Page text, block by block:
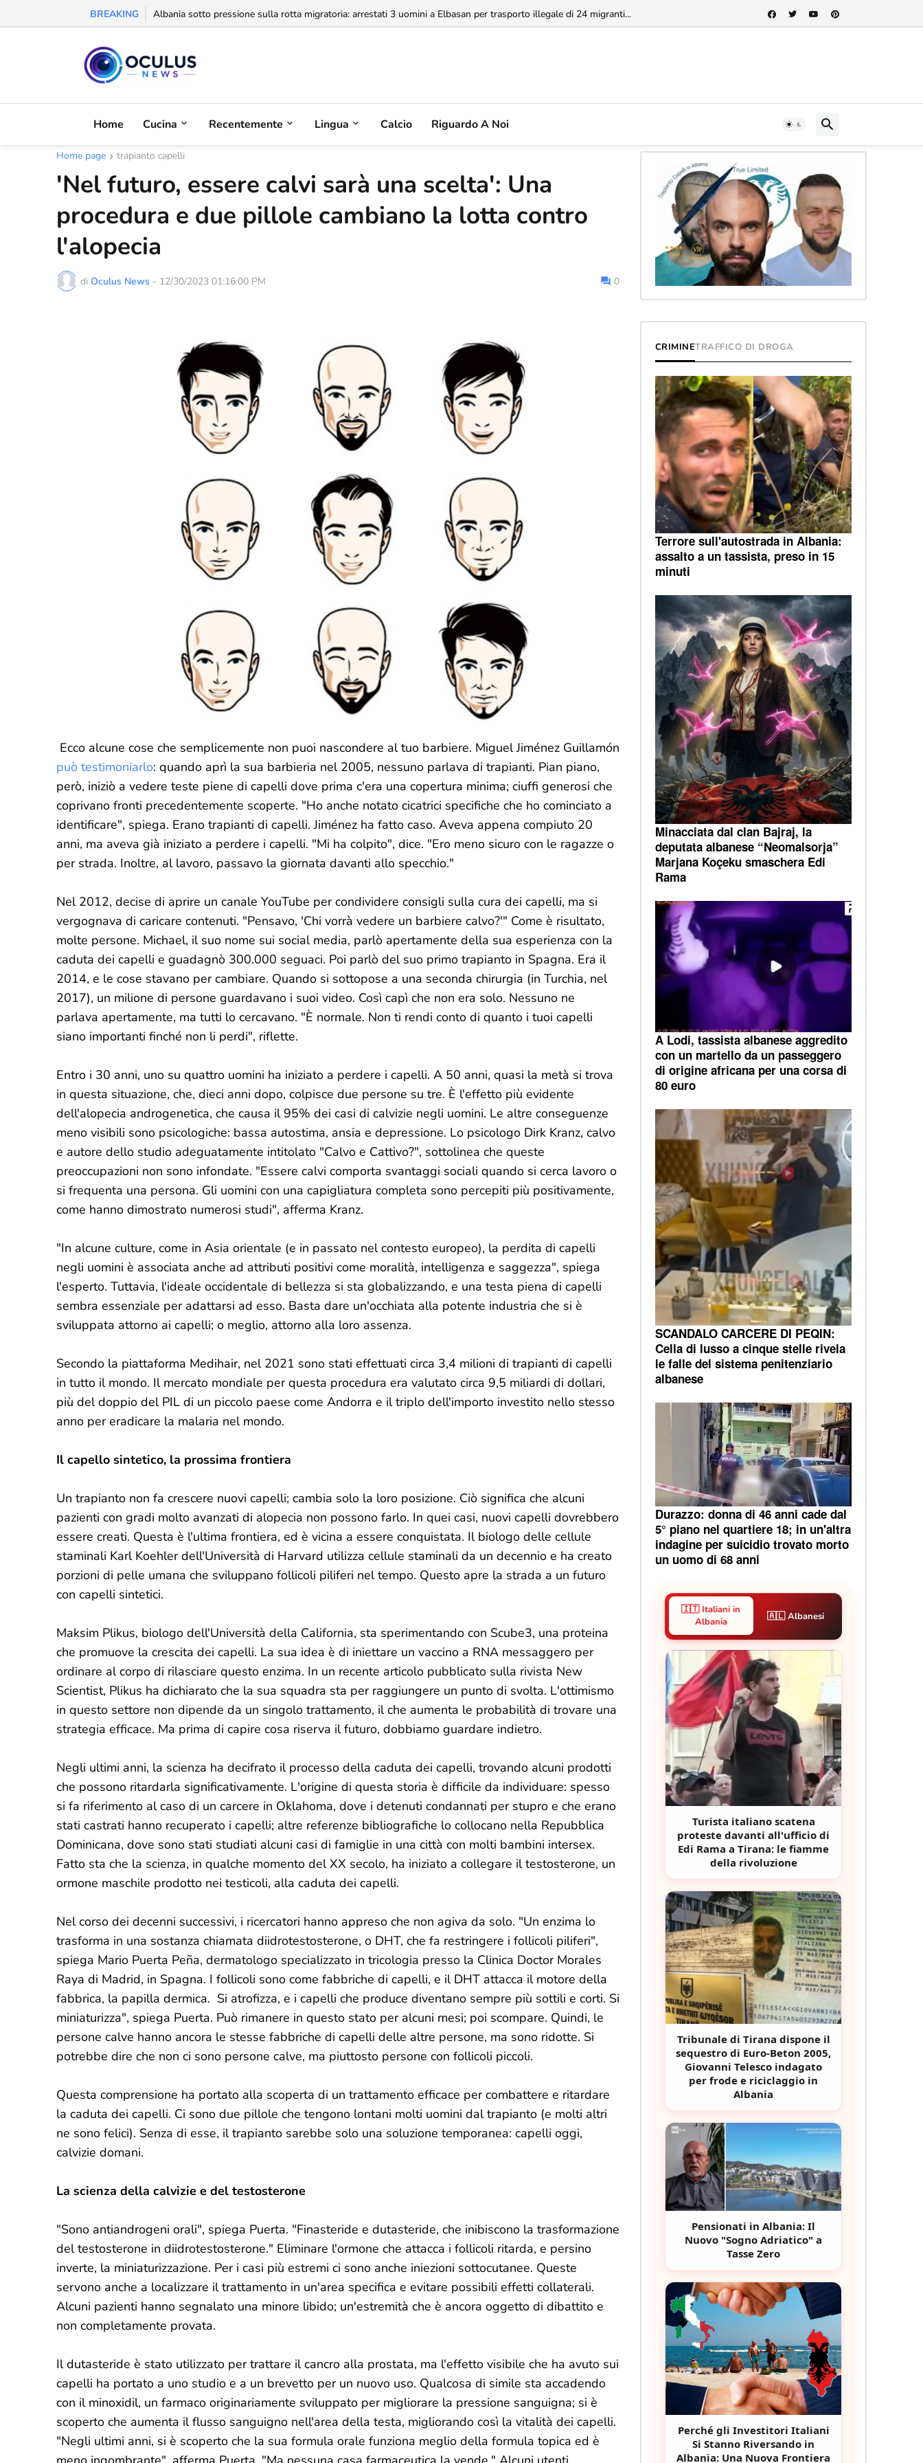
BREAKING Behgjet Pacolli: "Se sarà revocata la concessione dell'Aeroporto di Valona, MABCO ricorrerà all'arbitrato internazionale"...
Home Cucina Recentemente Lingua Calcio Riguardo A Noi
Home page trapianto capelli
'Nel futuro, essere calvi sarà una scelta': Una
procedura e due pillole cambiano la lotta contro
l'alopecia
di Oculus News - 12/30/2023 01:16:00 PM 0
Ecco alcune cose che semplicemente non puoi nascondere al tuo barbiere. Miguel Jiménez Guillamón
può testimoniarlo: quando aprì la sua barbieria nel 2005, nessuno parlava di trapianti. Pian piano,
però, iniziò a vedere teste piene di capelli dove prima c'era una copertura minima; ciuffi generosi che
coprivano fronti precedentemente scoperte. "Ho anche notato cicatrici specifiche che ho cominciato a
identificare", spiega. Erano trapianti di capelli. Jiménez ha fatto caso. Aveva appena compiuto 20
anni, ma aveva già iniziato a perdere i capelli. "Mi ha colpito", dice. "Ero meno sicuro con le ragazze o
per strada. Inoltre, al lavoro, passavo la giornata davanti allo specchio."
Nel 2012, decise di aprire un canale YouTube per condividere consigli sulla cura dei capelli, ma si
vergognava di caricare contenuti. "Pensavo, 'Chi vorrà vedere un barbiere calvo?'" Come è risultato,
molte persone. Michael, il suo nome sui social media, parlò apertamente della sua esperienza con la
caduta dei capelli e guadagnò 300.000 seguaci. Poi parlò del suo primo trapianto in Spagna. Era il
2014, e le cose stavano per cambiare. Quando si sottopose a una seconda chirurgia (in Turchia, nel
2017), un milione di persone guardavano i suoi video. Così capì che non era solo. Nessuno ne
parlava apertamente, ma tutti lo cercavano. "È normale. Non ti rendi conto di quanto i tuoi capelli
siano importanti finché non li perdi", riflette.
Entro i 30 anni, uno su quattro uomini ha iniziato a perdere i capelli. A 50 anni, quasi la metà si trova
in questa situazione, che, dieci anni dopo, colpisce due persone su tre. È l'effetto più evidente
dell'alopecia androgenetica, che causa il 95% dei casi di calvizie negli uomini. Le altre conseguenze
meno visibili sono psicologiche: bassa autostima, ansia e depressione. Lo psicologo Dirk Kranz, calvo
e autore dello studio adeguatamente intitolato "Calvo e Cattivo?", sottolinea che queste
preoccupazioni non sono infondate. "Essere calvi comporta svantaggi sociali quando si cerca lavoro o
si frequenta una persona. Gli uomini con una capigliatura completa sono percepiti più positivamente,
come hanno dimostrato numerosi studi", afferma Kranz.
"In alcune culture, come in Asia orientale (e in passato nel contesto europeo), la perdita di capelli
negli uomini è associata anche ad attributi positivi come moralità, intelligenza e saggezza", spiega
l'esperto. Tuttavia, l'ideale occidentale di bellezza si sta globalizzando, e una testa piena di capelli
sembra essenziale per adattarsi ad esso. Basta dare un'occhiata alla potente industria che si è
sviluppata attorno ai capelli; o meglio, attorno alla loro assenza.
Secondo la piattaforma Medihair, nel 2021 sono stati effettuati circa 3,4 milioni di trapianti di capelli
in tutto il mondo. Il mercato mondiale per questa procedura era valutato circa 9,5 miliardi di dollari,
più del doppio del PIL di un piccolo paese come Andorra e il triplo dell'importo investito nello stesso
anno per eradicare la malaria nel mondo.
Il capello sintetico, la prossima frontiera
Un trapianto non fa crescere nuovi capelli; cambia solo la loro posizione. Ciò significa che alcuni
pazienti con gradi molto avanzati di alopecia non possono farlo. In quei casi, nuovi capelli dovrebbero
essere creati. Questa è l'ultima frontiera, ed è vicina a essere conquistata. Il biologo delle cellule
staminali Karl Koehler dell'Università di Harvard utilizza cellule staminali da un decennio e ha creato
porzioni di pelle umana che sviluppano follicoli piliferi nel tempo. Questo apre la strada a un futuro
con capelli sintetici.
Maksim Plikus, biologo dell'Università della California, sta sperimentando con Scube3, una proteina
che promuove la crescita dei capelli. La sua idea è di iniettare un vaccino a RNA messaggero per
ordinare al corpo di rilasciare questo enzima. In un recente articolo pubblicato sulla rivista New
Scientist, Plikus ha dichiarato che la sua squadra sta per raggiungere un punto di svolta. L'ottimismo
in questo settore non dipende da un singolo trattamento, il che aumenta le probabilità di trovare una
strategia efficace. Ma prima di capire cosa riserva il futuro, dobbiamo guardare indietro.
Negli ultimi anni, la scienza ha decifrato il processo della caduta dei capelli, trovando alcuni prodotti
che possono ritardarla significativamente. L'origine di questa storia è difficile da individuare: spesso
si fa riferimento al caso di un carcere in Oklahoma, dove i detenuti condannati per stupro e che erano
stati castrati hanno recuperato i capelli; altre referenze bibliografiche lo collocano nella Repubblica
Dominicana, dove sono stati studiati alcuni casi di famiglie in una città con molti bambini intersex.
Fatto sta che la scienza, in qualche momento del XX secolo, ha iniziato a collegare il testosterone, un
ormone maschile prodotto nei testicoli, alla caduta dei capelli.
Nel corso dei decenni successivi, i ricercatori hanno appreso che non agiva da solo. "Un enzima lo
trasforma in una sostanza chiamata diidrotestosterone, o DHT, che fa restringere i follicoli piliferi",
spiega Mario Puerta Peña, dermatologo specializzato in tricologia presso la Clinica Doctor Morales
Raya di Madrid, in Spagna. I follicoli sono come fabbriche di capelli, e il DHT attacca il motore della
fabbrica, la papilla dermica. Si atrofizza, e i capelli che produce diventano sempre più sottili e corti. Si
miniaturizza", spiega Puerta. Può rimanere in questo stato per alcuni mesi; poi scompare. Quindi, le
persone calve hanno ancora le stesse fabbriche di capelli delle altre persone, ma sono ridotte. Si
potrebbe dire che non ci sono persone calve, ma piuttosto persone con follicoli piccoli.
Questa comprensione ha portato alla scoperta di un trattamento efficace per combattere e ritardare
la caduta dei capelli. Ci sono due pillole che tengono lontani molti uomini dal trapianto (e molti altri
ne sono felici). Senza di esse, il trapianto sarebbe solo una soluzione temporanea: capelli oggi,
calvizie domani.
La scienza della calvizie e del testosterone
"Sono antiandrogeni orali", spiega Puerta. "Finasteride e dutasteride, che inibiscono la trasformazione
del testosterone in diidrotestosterone." Eliminare l'ormone che attacca i follicoli ritarda, e persino
inverte, la miniaturizzazione. Per i casi più estremi ci sono anche iniezioni sottocutanee. Queste
servono anche a localizzare il trattamento in un'area specifica e evitare possibili effetti collaterali.
Alcuni pazienti hanno segnalato una minore libido; un'estremità che è ancora oggetto di dibattito e
non completamente provata.
Il dutasteride è stato utilizzato per trattare il cancro alla prostata, ma l'effetto visibile che ha avuto sui
capelli ha portato a uno studio e a un brevetto per un nuovo uso. Qualcosa di simile sta accadendo
con il minoxidil, un farmaco originariamente sviluppato per migliorare la pressione sanguigna; si è
scoperto che aumenta il flusso sanguigno nell'area della testa, migliorando così la vitalità dei capelli.
"Negli ultimi anni, si è scoperto che la sua formula orale funziona meglio della formula topica ed è
CRIMINETRAFFICO DI DROGA
Terrore sull'autostrada in Albania:
assalto a un tassista, preso in 15
minuti
Minacciata dal clan Bajraj, la
deputata albanese “Neomalsorja”
Marjana Koçeku smaschera Edi
Rama
A Lodi, tassista albanese aggredito
con un martello da un passeggero
di origine africana per una corsa di
80 euro
SCANDALO CARCERE DI PEQIN:
Cella di lusso a cinque stelle rivela
le falle del sistema penitenziario
albanese
Durazzo: donna di 46 anni cade dal
5° piano nel quartiere 18; in un'altra
indagine per suicidio trovato morto
un uomo di 68 anni
🇮🇹 Italiani in
Albania
🇦🇱 Albanesi
Turista italiano scatena
proteste davanti all'ufficio di
Edi Rama a Tirana: le fiamme
della rivoluzione
Tribunale di Tirana dispone il
sequestro di Euro-Beton 2005,
Giovanni Telesco indagato
per frode e riciclaggio in
Albania
Pensionati in Albania: Il
Nuovo "Sogno Adriatico" a
Tasse Zero
Perché gli Investitori Italiani
Si Stanno Riversando in
Albania: Una Nuova Frontiera